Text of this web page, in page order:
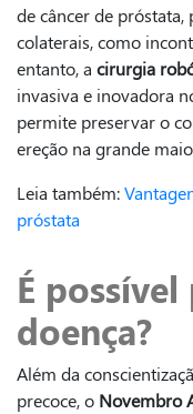
de câncer de
colaterais, como
entanto, a cirurgia
invasiva e inovadora
permite preservar o
ereção na grande
Leia também:
próstata
É
doença?
Além da
precoce, o Novembro